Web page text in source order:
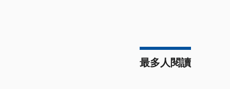
最多人閱讀